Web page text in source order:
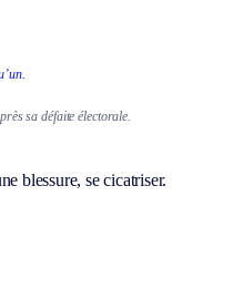
sa défaite électorale.
blessure, se cicatriser.